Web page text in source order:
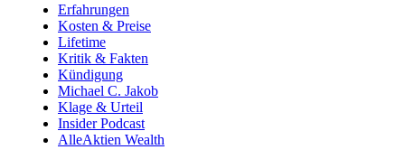
Erfahrungen
Kosten & Preise
Lifetime
Kritik & Fakten
Kündigung
Michael C. Jakob
Klage & Urteil
Insider Podcast
AlleAktien Wealth